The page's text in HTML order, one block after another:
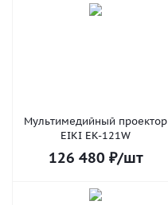
Мультимедийный проектор
EIKI EK-121W
126 480 ₽/шт